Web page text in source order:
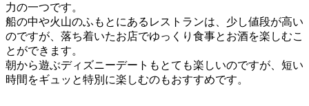
力の一つです。
船の中や火山のふもとにあるレストランは、少し値段が高い
のですが、落ち着いたお店でゆっくり食事とお酒を楽しむこ
とができます。
朝から遊ぶディズニーデートもとても楽しいのですが、短い
時間をギュッと特別に楽しむのもおすすめです。